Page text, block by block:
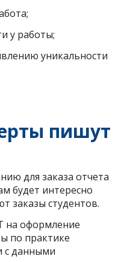
у работы;
уникальности
пишут
для заказа отчета
будет интересно
заказы студентов.
на оформление
по практике
с данными